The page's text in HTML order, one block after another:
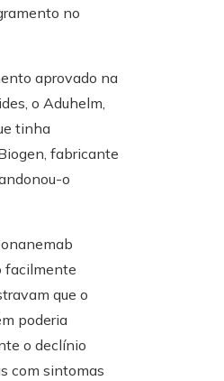
no
aprovado na
o Aduhelm,
tinha
fabricante
o
facilmente
que o
poderia
o declínio
com sintomas